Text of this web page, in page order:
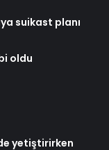
suikast planı
oldu
yetiştirirken